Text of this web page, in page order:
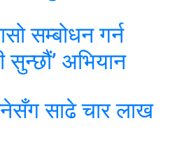
सम्बोधन गर्न
सुन्छौं’ अभियान
साढे चार लाख